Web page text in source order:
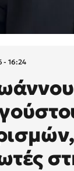
- 16:24